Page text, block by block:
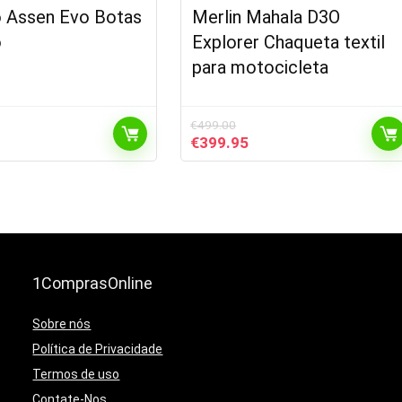
Evo Botas
Merlin Mahala D3O
Explorer Chaqueta textil
para motocicleta
€499.00
El
precio
€399.95El
precio
1ComprasOnline
Sobre nós
Política de Privacidade
Termos de uso